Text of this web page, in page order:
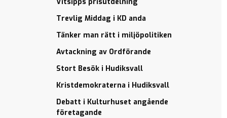
sina verksamheter
inför
ikraftträdande
som lag den 1
framtidens
drivmedel
Trevlig Middag i KD anda
Tänker man rätt i miljöpolitiken
Avtackning av Ordförande
Stort Besök i Hudiksvall
Kristdemokraterna i Hudiksvall
Debatt i Kulturhuset angående
företagande
Stort
Besök i
Hudiksvall
Detta
vår
kommun
Kristdemokraterna
i Hudiksvall